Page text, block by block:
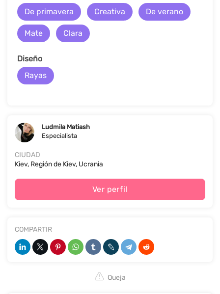
De primavera
Creativa De verano
Mate Clara
Diseño
Rayas
Ludmila Matiash
Especialista
CIUDAD
Kiev, Región de Kiev, Ucrania
Ver perfil
COMPARTIR
Queja